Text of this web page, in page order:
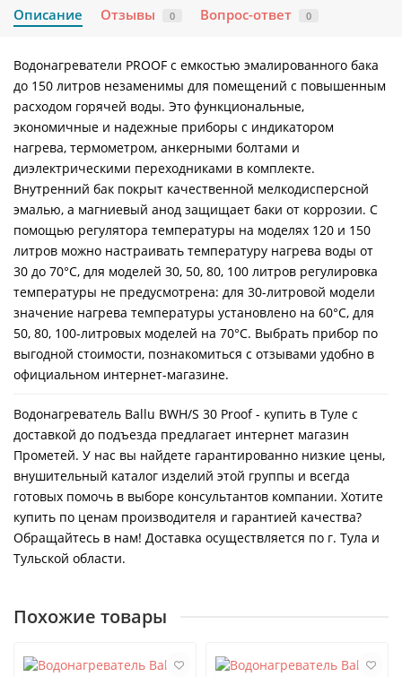
Описание Отзывы 0 Вопрос-ответ 0
Водонагреватели PROOF с емкостью эмалированного бака
до 150 литров незаменимы для помещений с повышенным
расходом горячей воды. Это функциональные,
экономичные и надежные приборы с индикатором
нагрева, термометром, анкерными болтами и
диэлектрическими переходниками в комплекте.
Внутренний бак покрыт качественной мелкодисперсной
эмалью, а магниевый анод защищает баки от коррозии. С
помощью регулятора температуры на моделях 120 и 150
литров можно настраивать температуру нагрева воды от
30 до 70°С, для моделей 30, 50, 80, 100 литров регулировка
температуры не предусмотрена: для 30-литровой модели
значение нагрева температуры установлено на 60°С, для
50, 80, 100-литровых моделей на 70°С. Выбрать прибор по
выгодной стоимости, познакомиться с отзывами удобно в
официальном интернет-магазине.
Водонагреватель Ballu BWH/S 30 Proof - купить в Туле с
доставкой до подъезда предлагает интернет магазин
Прометей. У нас вы найдете гарантированно низкие цены,
внушительный каталог изделий этой группы и всегда
готовых помочь в выборе консультантов компании. Хотите
купить по ценам производителя и гарантией качества?
Обращайтесь в нам! Доставка осуществляется по г. Тула и
Тульской области.
Похожие товары